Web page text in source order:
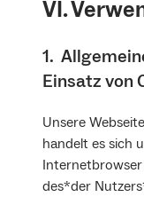
VI.
1.
Einsatz von
Unsere
handelt es sich
des*der